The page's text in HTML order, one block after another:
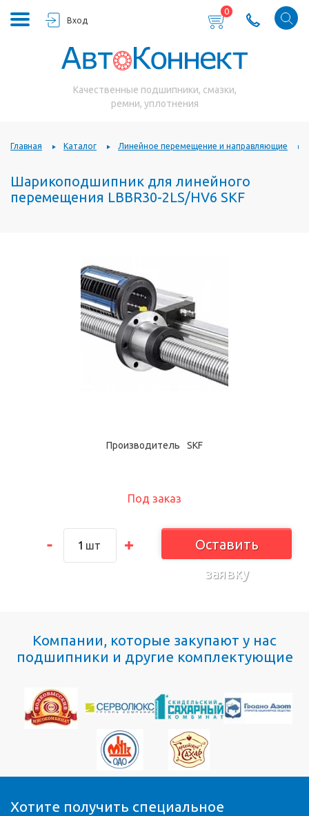
Вход
0
Качественные подшипники, смазки,
ремни, уплотнения
Главная Каталог Линейное перемещение и направляющие
Шарикоподшипник для линейного
перемещения LBBR30-2LS/HV6 SKF
Под заказ
шт
Оставить
заявку
Производитель SKF
Компании, которые закупают у нас
подшипники и другие комплектующие
Хотите получить специальное